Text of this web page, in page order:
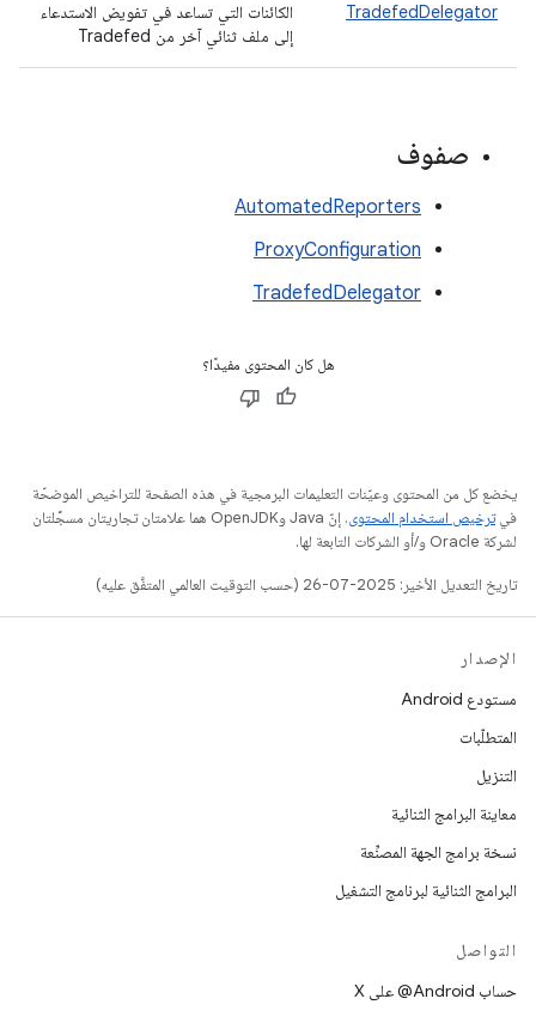
TradefedDelegator
الكائنات التي تساعد في تفويض الاستدعاء
إلى ملف ثنائي آخر من Tradefed
صفوف
AutomatedReporters
ProxyConfiguration
TradefedDelegator
هل كان المحتوى مفيدًا؟
يخضع كل من المحتوى وعيّنات التعليمات البرمجية في هذه الصفحة للتراخيص الموضحّة
فيترخيص استخدام المحتوى
. إنّ Java وOpenJDK هما علامتان تجاريتان مسجَّلتان
لشركة Oracle و/أو الشركات التابعة لها.
تاريخ التعديل الأخير: 2025-07-26 (حسب التوقيت العالمي المتفَّق عليه)
الإصدار
مستودع Android
المتطلّبات
التنزيل
معاينة البرامج الثنائية
نسخة برامج الجهة المصنِّعة
البرامج الثنائية لبرنامج التشغيل
التواصل
حساب ‎@Android على X